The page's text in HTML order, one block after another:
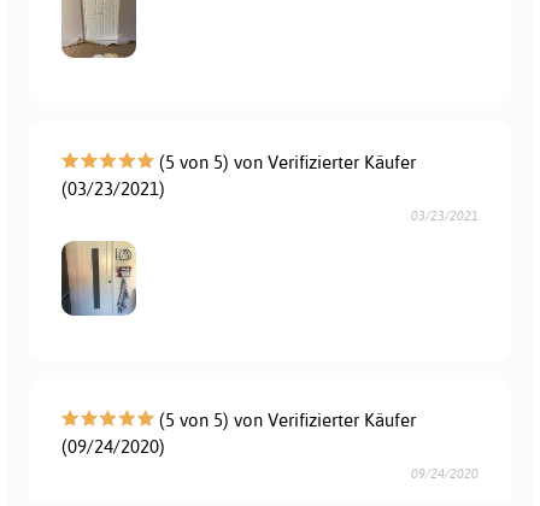
(5 von 5) von Verifizierter Käufer
(03/23/2021)
03/23/2021
(5 von 5) von Verifizierter Käufer
(09/24/2020)
09/24/2020